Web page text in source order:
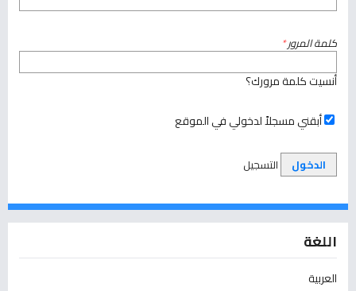
كلمة المرور*
أنسيت كلمة مرورك؟
أبقني مسجلاً لدخولي في الموقع
الدخول التسجيل
اللغة
العربية